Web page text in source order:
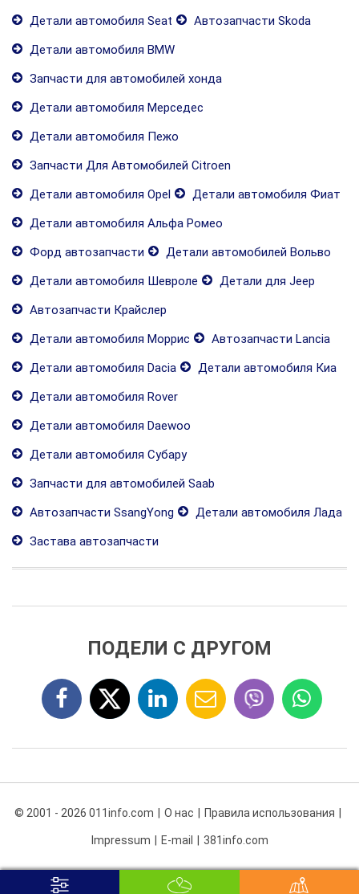
Детали автомобиля Seat
Автозапчасти Skoda
Детали автомобиля BMW
Запчасти для автомобилей хонда
Детали автомобиля Мерседес
Детали автомобиля Пежо
Запчасти Для Автомобилей Citroen
Детали автомобиля Opel
Детали автомобиля Фиат
Детали автомобиля Альфа Ромео
Форд автозапчасти
Детали автомобилей Вольво
Детали автомобиля Шевроле
Детали для Jeep
Автозапчасти Крайслер
Детали автомобиля Моррис
Автозапчасти Lancia
Детали автомобиля Dacia
Детали автомобиля Киа
Детали автомобиля Rover
Детали автомобиля Daewoo
Детали автомобиля Субару
Запчасти для автомобилей Saab
Автозапчасти SsangYong
Детали автомобиля Лада
Застава автозапчасти
ПОДЕЛИ С ДРУГОМ
© 2001 - 2026 011info.com О нас Правила использования
Impressum E-mail 381info.com